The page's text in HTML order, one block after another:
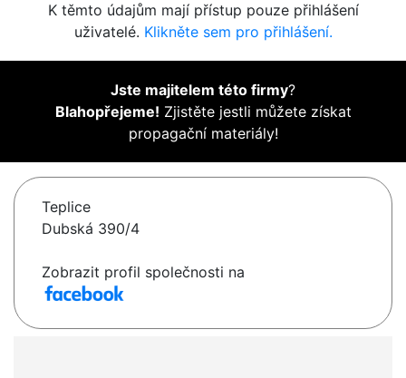
K těmto údajům mají přístup pouze přihlášení
uživatelé. Klikněte sem pro přihlášení.
Jste majitelem této firmy?
Blahopřejeme! Zjistěte jestli můžete získat
propagační materiály!
Teplice
Dubská 390/4
Zobrazit profil společnosti na